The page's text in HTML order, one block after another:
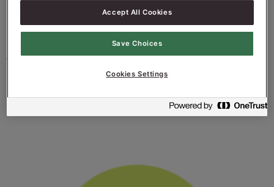
ALLA PRODUKTER I
Accept All Cookies
Save Choices
Cookies Settings